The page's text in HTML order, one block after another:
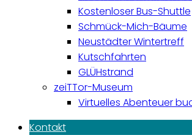
Kostenloser Bus-Shuttle
Schmück-Mich-Bäume
Neustädter Wintertreff
Kutschfahrten
GLÜHstrand
zeiTTor-Museum
Virtuelles Abenteuer
Kontakt